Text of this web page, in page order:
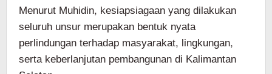
Menurut Muhidin, kesiapsiagaan yang dilakukan
seluruh unsur merupakan bentuk nyata
perlindungan terhadap masyarakat, lingkungan,
serta keberlanjutan pembangunan di Kalimantan